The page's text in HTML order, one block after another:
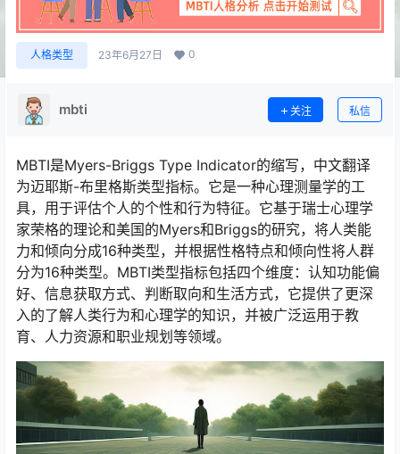
人格类型 23年6月27日 0
mbti 关注 私信
MBTI是Myers-Briggs Type Indicator的缩写，中文翻译
为迈耶斯-布里格斯类型指标。它是一种心理测量学的工
具，用于评估个人的个性和行为特征。它基于瑞士心理学
家荣格的理论和美国的Myers和Briggs的研究，将人类能
力和倾向分成16种类型，并根据性格特点和倾向性将人群
分为16种类型。MBTI类型指标包括四个维度：认知功能偏
好、信息获取方式、判断取向和生活方式，它提供了更深
入的了解人类行为和心理学的知识，并被广泛运用于教
育、人力资源和职业规划等领域。